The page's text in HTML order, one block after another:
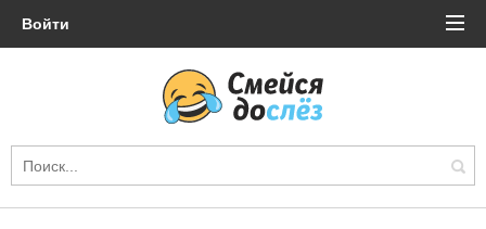
Войти